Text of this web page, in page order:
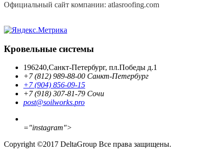
Официальный сайт компании: atlasroofing.com
Кровельные системы
196240,Санкт-Петербург, пл.Победы д.1
+7 (812) 989-88-00 Санкт-Петербург
+7 (904) 856-09-15
+7 (918) 307-81-79 Сочи
post@soilworks.pro
="instagram">
Copyright ©2017 DeltaGroup Все права защищены.